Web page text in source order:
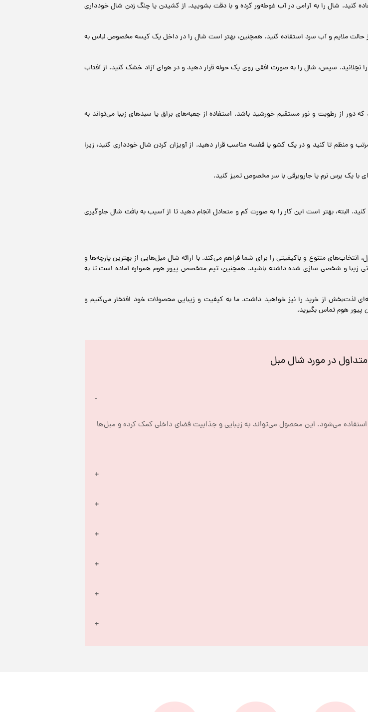
کنید. شال را به آرامی در آب غوطه‌ور کرده و با دقت بشویید. از کشیدن یا چنگ زدن شال خودداری
حالت ملایم و آب سرد استفاده کنید. همچنین، بهتر است شال را در داخل یک کیسه مخصوص لباس به
نچلانید. سپس، شال را به صورت افقی روی یک حوله قرار دهید و در هوای آزاد خشک کنید. از آفتاب
دور از رطوبت و نور مستقیم خورشید باشد. استفاده از جعبه‌های براق یا سبدهای زیبا می‌تواند به
منظم تا کنید و در یک کشو یا قفسه مناسب قرار دهید. از آویزان کردن شال خودداری کنید، زیرا
با یک برس نرم یا جاروبرقی با سر مخصوص تمیز کنید.
البته، بهتر است این کار را به صورت کم و متعادل انجام دهید تا از آسیب به بافت شال جلوگیری
متنوع و باکیفیتی را برای شما فراهم می‌کند. با ارائه شال مبل‌هایی از بهترین پارچه‌ها و
زیبا و شخصی سازی شده داشته باشید. همچنین، تیم متخصص پیور هوم همواره آماده است تا به
لذت‌بخش از خرید را نیز خواهید داشت. ما به کیفیت و زیبایی محصولات خود افتخار می‌کنیم و
پیور هوم تماس بگیرید.
در مورد شال مبل